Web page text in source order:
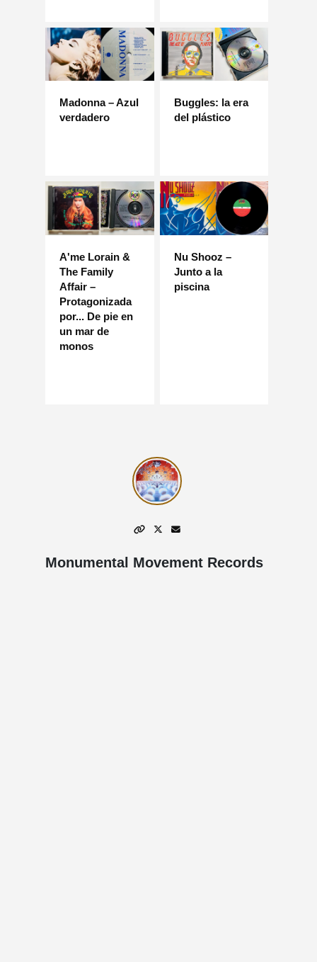
Madonna – Azul
verdadero
Buggles: la era
del plástico
A'me Lorain &
The Family
Affair –
Protagonizada
por... De pie en
un mar de
monos
Nu Shooz –
Junto a la
piscina
Monumental Movement Records